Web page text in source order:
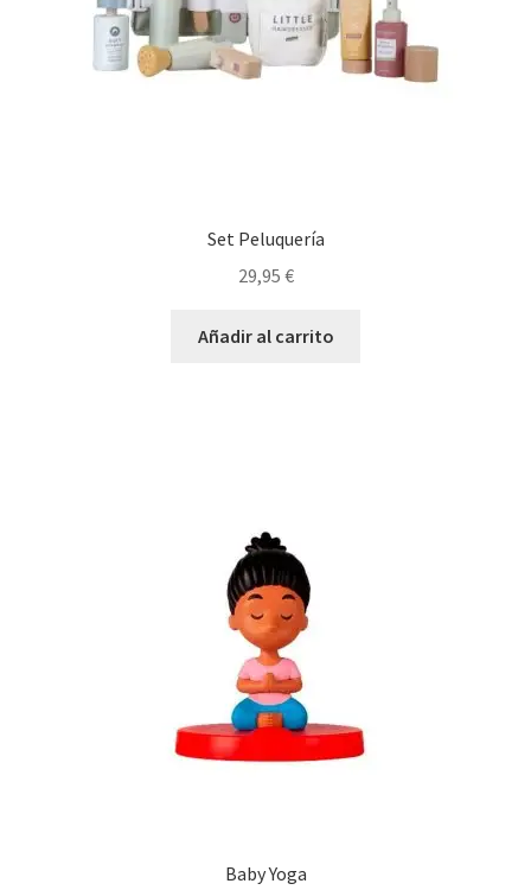
Set Peluquería
29,95 €
Añadir al carrito
Baby Yoga